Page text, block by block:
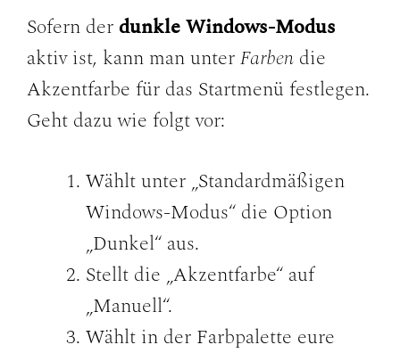
Sofern der dunkle Windows-Modus
aktiv ist, kann man unterFarben die
Akzentfarbe für das Startmenü festlegen.
Geht dazu wie folgt vor:
Wählt unter „Standardmäßigen
Windows-Modus“ die Option
„Dunkel“ aus.
Stellt die „Akzentfarbe“ auf
„Manuell“.
Wählt in der Farbpalette eure